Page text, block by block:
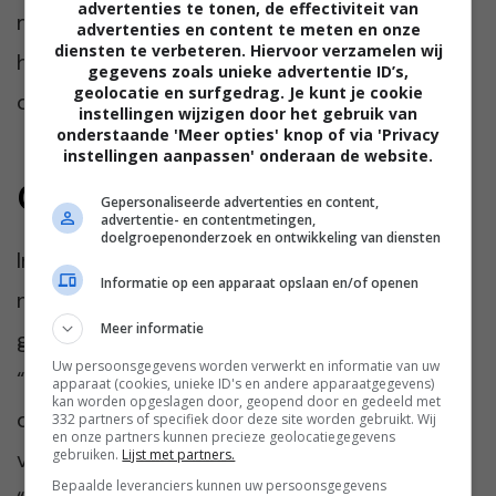
moment en mijn herinnering. En toch voelde
het alsof Petra daar ook een klein stukje van
opeiste.”
Gescheiden
Inmiddels hebben Reineke en Petra nog
nauwelijks contact. Er is nooit een grote ruzie
geweest en ook geen dramatische breuk.
“Die vriendin is ondertussen gescheiden en
door haar nieuwe relatie en leven zijn we
volledig uit elkaar gegroeid,” vertelt Reineke.
advertenties te tonen, de effectiviteit van
advertenties en content te meten en onze
diensten te verbeteren. Hiervoor verzamelen wij
gegevens zoals unieke advertentie ID’s,
geolocatie en surfgedrag. Je kunt je cookie
instellingen wijzigen door het gebruik van
onderstaande 'Meer opties' knop of via 'Privacy
instellingen aanpassen' onderaan de website.
Gepersonaliseerde advertenties en content,
advertentie- en contentmetingen,
doelgroepenonderzoek en ontwikkeling van diensten
Informatie op een apparaat opslaan en/of openen
Meer informatie
Uw persoonsgegevens worden verwerkt en informatie van uw
apparaat (cookies, unieke ID's en andere apparaatgegevens)
kan worden opgeslagen door, geopend door en gedeeld met
332 partners of specifiek door deze site worden gebruikt. Wij
en onze partners kunnen precieze geolocatiegegevens
gebruiken. Lijst met partners.
Bepaalde leveranciers kunnen uw persoonsgegevens